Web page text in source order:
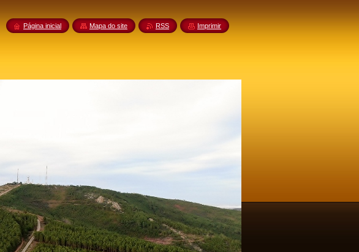
Página inicial Mapa do site RSS Imprimir